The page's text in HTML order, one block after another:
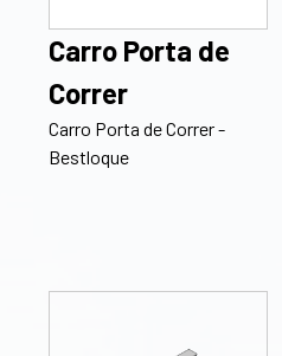
Carro Porta de
Correr
Carro Porta de Correr -
Bestloque